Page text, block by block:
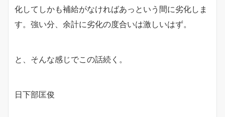
化してしかも補給がなければあっという間に劣化しま
す。強い分、余計に劣化の度合いは激しいはず。
と、そんな感じでこの話続く。
日下部匡俊